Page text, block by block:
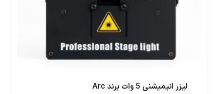
لیزر انیمیشنی 5 وات برند Arc